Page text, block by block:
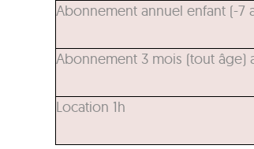
Abonnement annuel enfant (-7
Abonnement 3 mois (tout âge)
Location 1h